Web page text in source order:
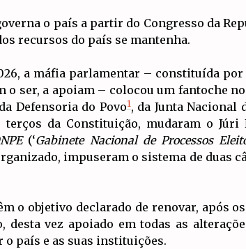
o país a partir do Congresso da
recursos do país se mantenha.
a máfia parlamentar – constituída por
ser, a apoiam – colocou um fantoche
Defensoria do Povo1, da Junta Nacional
da Constituição, mudaram o Júri
(‘Gabinete Nacional de Processos
impuseram o sistema de duas
o objetivo declarado de renovar, após
vez apoiado em todas as
o país e as suas instituições.